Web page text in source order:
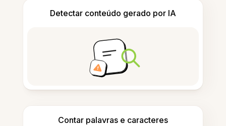
Detectar conteúdo gerado por IA
Contar palavras e caracteres